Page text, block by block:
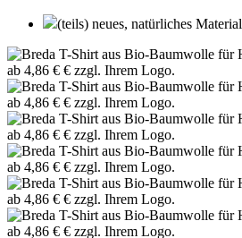
(teils) neues, natürliches Material